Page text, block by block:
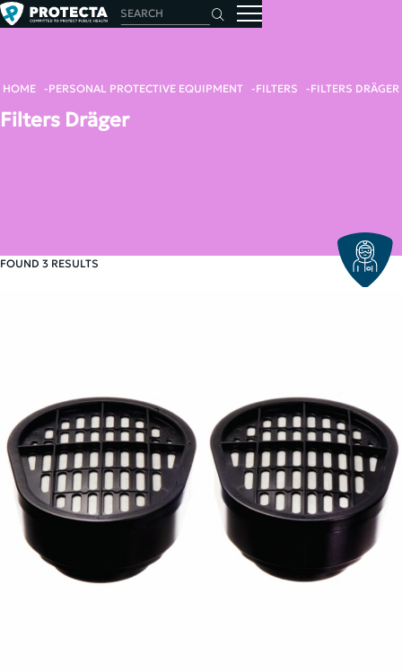
HOME PERSONAL PROTECTIVE EQUIPMENT FILTERS FILTERS DRÄGER
Filters Dräger
FOUND 3 RESULTS